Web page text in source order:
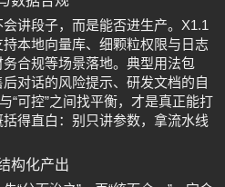
讲段子，而是能否进生产。X1.1
本地向量库、细颗粒权限与日志
合规等场景落地。典型用法包
对话的风险提示、研发文档的自
“可控”之间找平衡，才是真正能打
得直白：别只讲参数，拿流水线
构化产出